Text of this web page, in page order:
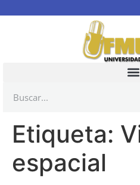
Etiqueta:
espacial